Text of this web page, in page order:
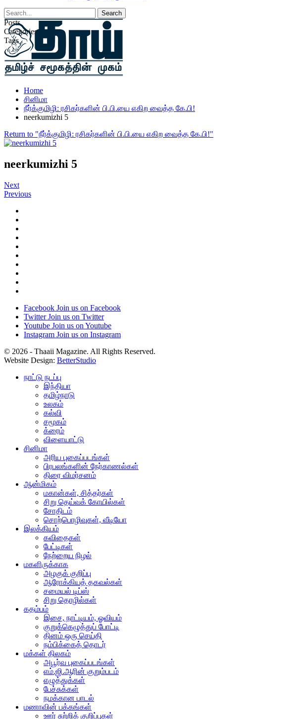
Posts
Categories
Tags
Home
சினிமா
நீர்க்குமிழி: ரசிகர்களின் பி.பி.யை எகிற வைத்த கே.பி!
neerkumizhi 5
Return to "நீர்க்குமிழி: ரசிகர்களின் பி.பி.யை எகிற வைத்த கே.பி!"
neerkumizhi 5
Next
Previous
Facebook Join us on Facebook
Twitter Join us on Twitter
Youtube Join us on Youtube
Instagram Join us on Instagram
© 2026 - Thaaii Magazine. All Rights Reserved.
Website Design: BetterStudio
நாட்டு நடப்பு
இந்தியா
தமிழ்நாடு
உலகம்
கல்வி
சமூகம்
க்ரைம்
விளையாட்டு
சினிமா
அரிய புகைப்படங்கள்
பிரபலங்களின் நேர்காணல்கள்
திரை விமர்சனம்
ஆன்மிகம்
மகான்கள், சித்தர்கள்
சிறு தெய்வக் கோயில்கள்
சோதிடம்
சொற்பொழிவுகள், வீடியோ
இலக்கியம்
கவிதைகள்
பேட்டிகள்
நேற்றைய நிழல்
மகளிருக்காக
அழகுக் குறிப்பு
ஆரோக்கியத் தகவல்கள்
சமையல் டிப்ஸ்
சிறு தொழில்கள்
கதம்பம்
இசை, நாட்டியம், ஓவியம்
குறுக்கெழுத்துப் போட்டி
தினம் ஒரு செய்தி
நம்பிக்கைத் தொடர்
மக்கள் திலகம்
அபூர்வ புகைப்படங்கள்
எம்.ஜி.ஆரின் குறும்படம்
எழுத்துக்கள்
பேச்சுக்கள்
நமக்கான பாடல்
மணாவின் பக்கங்கள்
ஊர் சுற்றிக் குறிப்புகள்